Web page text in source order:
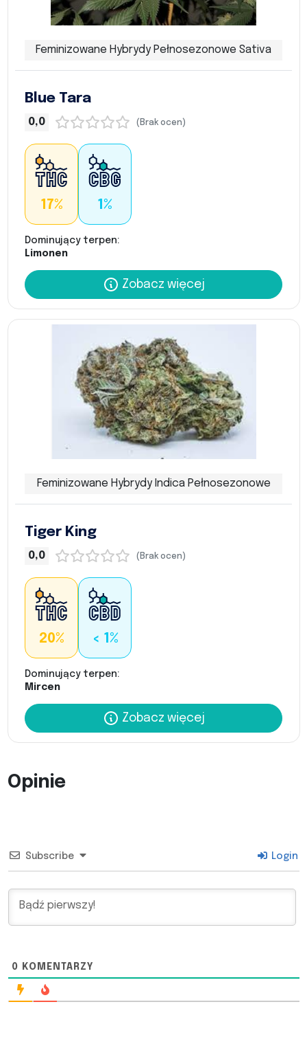
Feminizowane Hybrydy Pełnosezonowe Sativa
Blue Tara
0,0 (Brak ocen)
17% 1%
Dominujący terpen:
Limonen
Zobacz więcej
Feminizowane Hybrydy Indica Pełnosezonowe
Tiger King
0,0 (Brak ocen)
20% < 1%
Dominujący terpen:
Mircen
Zobacz więcej
Opinie
Subscribe Login
0 KOMENTARZY